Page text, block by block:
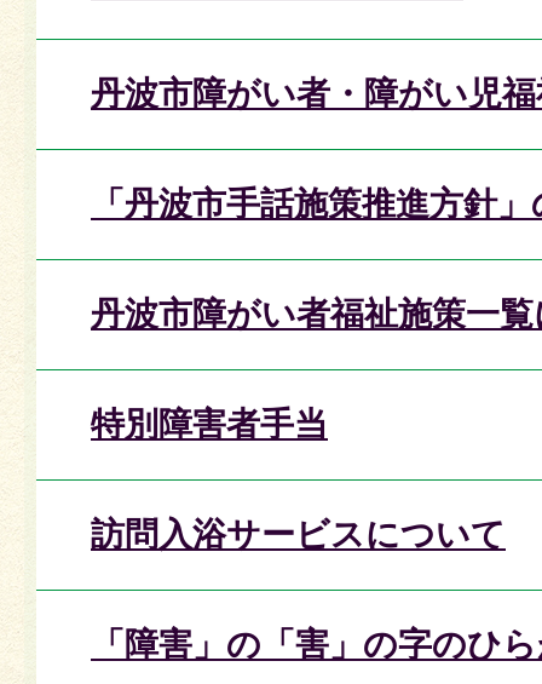
丹波市障がい者・障がい児
「丹波市手話施策推進方針
丹波市障がい者福祉施策一
特別障害者手当
訪問入浴サービスについて
「障害」の「害」の字のひ